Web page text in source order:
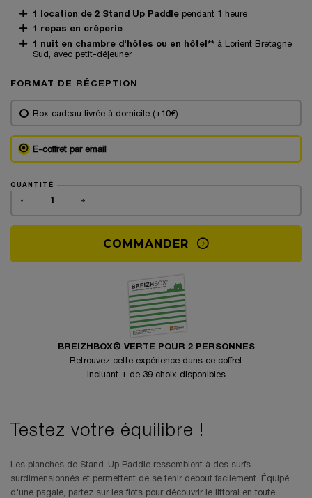
1 location de 2 Stand Up Paddlependant 1 heure
1 repas en crêperie
1 nuit en chambre d'hôtes ou en hôtel**à Lorient Bretagne
Sud, avec petit-déjeuner
FORMAT DE RÉCEPTION
Box cadeau livrée à domicile (+10€)
E-coffret par email
QUANTITÉ
- +
COMMANDER
BREIZHBOX® VERTE POUR 2 PERSONNES
Retrouvez cette expérience dans ce coffret
Incluant + de 39 choix disponibles
Testez votre équilibre !
Les planches de Stand-Up Paddle ressemblent à des surfs
surdimensionnés et permettent de se tenir debout facilement. Équipé
d'une pagaie, partez sur les flots pour découvrir le littoral en toute